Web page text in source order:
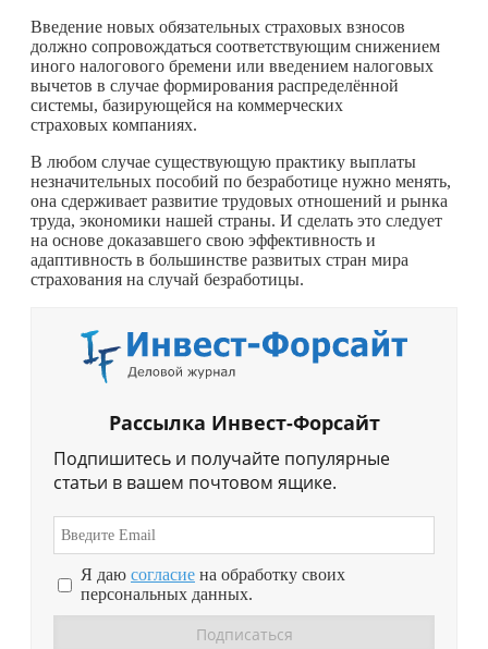
Введение новых обязательных страховых взносов
должно сопровождаться соответствующим снижением
иного налогового бремени или введением налоговых
вычетов в случае формирования распределённой
системы, базирующейся на коммерческих
страховых компаниях.
В любом случае существующую практику выплаты
незначительных пособий по безработице нужно менять,
она сдерживает развитие трудовых отношений и рынка
труда, экономики нашей страны. И сделать это следует
на основе доказавшего свою эффективность и
адаптивность в большинстве развитых стран мира
страхования на случай безработицы.
Рассылка Инвест-Форсайт
Подпишитесь и получайте популярные
статьи в вашем почтовом ящике.
Я даю согласие на обработку своих
персональных данных.